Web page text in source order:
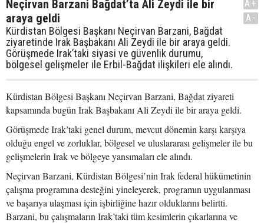
Neçirvan Barzani Bağdat’ta Ali Zeydi ile bir
araya geldi
Kürdistan Bölgesi Başkanı Neçirvan Barzani, Bağdat
ziyaretinde Irak Başbakanı Ali Zeydi ile bir araya geldi.
Görüşmede Irak’taki siyasi ve güvenlik durumu,
bölgesel gelişmeler ile Erbil-Bağdat ilişkileri ele alındı.
A+
A-
Kürdistan Bölgesi Başkanı Neçirvan Barzani, Bağdat ziyareti
kapsamında bugün Irak Başbakanı Ali Zeydi ile bir araya geldi.
Görüşmede Irak’taki genel durum, mevcut dönemin karşı karşıya
olduğu engel ve zorluklar, bölgesel ve uluslararası gelişmeler ile bu
gelişmelerin Irak ve bölgeye yansımaları ele alındı.
Neçirvan Barzani, Kürdistan Bölgesi’nin Irak federal hükümetinin
çalışma programına desteğini yineleyerek, programın uygulanması
ve başarıya ulaşması için işbirliğine hazır olduklarını belirtti.
Barzani, bu çalışmaların Irak’taki tüm kesimlerin çıkarlarına ve